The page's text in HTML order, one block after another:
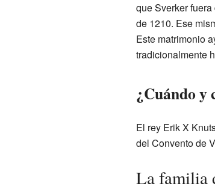
que Sverker
de 1210. Ese
Este matrimonio
tradicionalmente
¿Cuándo y
El rey Erik X
del Convento de
La familia